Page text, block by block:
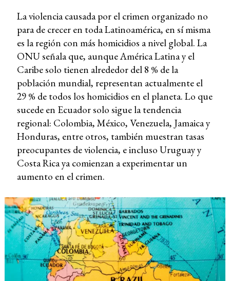
La violencia causada por el crimen organizado no
para de crecer en toda Latinoamérica, en sí misma
es la región con más homicidios a nivel global. La
ONU señala que, aunque América Latina y el
Caribe solo tienen alrededor del 8 % de la
población mundial, representan actualmente el
29 % de todos los homicidios en el planeta. Lo que
sucede en Ecuador solo sigue la tendencia
regional: Colombia, México, Venezuela, Jamaica y
Honduras, entre otros, también muestran tasas
preocupantes de violencia, e incluso Uruguay y
Costa Rica ya comienzan a experimentar un
aumento en el crimen.